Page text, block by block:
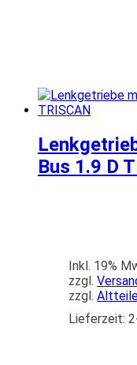
Bus 1.9 D
Inkl. 19%
zzgl.
zzgl.
Lieferzeit: